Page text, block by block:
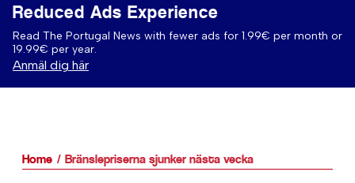
Reduced Ads Experience
Read The Portugal News with fewer ads for 1.99€ per month or
19.99€ per year.
Anmäl dig här
Home Bränslepriserna sjunker nästa vecka